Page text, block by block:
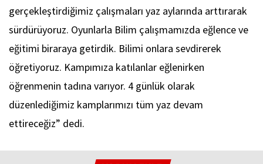
gerçekleştirdiğimiz çalışmaları yaz aylarında arttırarak
sürdürüyoruz. Oyunlarla Bilim çalışmamızda eğlence ve
eğitimi biraraya getirdik. Bilimi onlara sevdirerek
öğretiyoruz. Kampımıza katılanlar eğlenirken
öğrenmenin tadına varıyor. 4 günlük olarak
düzenlediğimiz kamplarımızı tüm yaz devam
ettireceğiz” dedi.